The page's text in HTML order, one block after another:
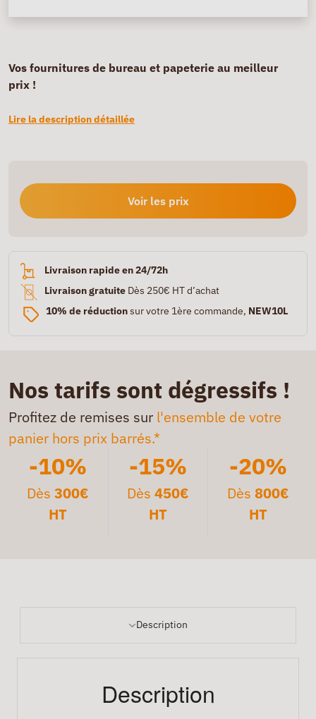
Vos fournitures de bureau et papeterie au meilleur
prix !
Lire la description détaillée
Voir les prix
Livraison rapide en 24/72h
Livraison gratuite Dès 250€ HT d’achat
10% de réductionsur votre 1ère commande, NEW10L
Nos tarifs sont dégressifs !
Profitez de remises sur l'ensemble de votre
panier hors prix barrés.*
-10%
Dès300€
HT
-15%
Dès 450€
HT
-20%
Dès 800€
HT
Description
Description